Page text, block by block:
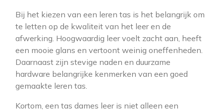
Bij het kiezen van een leren tas is het belangrijk om
te letten op de kwaliteit van het leer en de
afwerking. Hoogwaardig leer voelt zacht aan, heeft
een mooie glans en vertoont weinig oneffenheden.
Daarnaast zijn stevige naden en duurzame
hardware belangrijke kenmerken van een goed
gemaakte leren tas.
Kortom, een tas dames leer is niet alleen een